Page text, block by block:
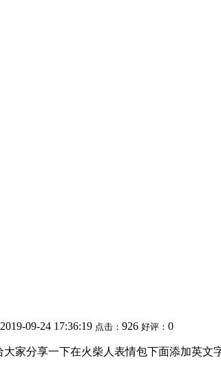
2019-09-24 17:36:19 点击： 926 好评： 0
家分享一下在火柴人表情包下面添加英文